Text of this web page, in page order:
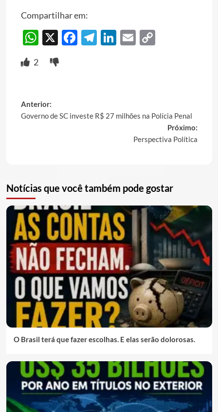
Compartilhar em:
WhatsApp
X Facebook
Telegram
LinkedIn
EmailCopy
2
Post
Anterior:
Governo de SC investe R$ 27 milhões na Polícia Penal
Próximo:
Perspectiva Política
Notícias que você também pode gostar
O Brasil terá que fazer escolhas. E elas serão dolorosas.